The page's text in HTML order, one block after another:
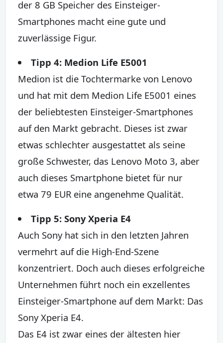
der 8 GB Speicher des Einsteiger-
Smartphones macht eine gute und
zuverlässige Figur.
Tipp 4: Medion Life E5001
Medion ist die Tochtermarke von Lenovo
und hat mit dem Medion Life E5001 eines
der beliebtesten Einsteiger-Smartphones
auf den Markt gebracht. Dieses ist zwar
etwas schlechter ausgestattet als seine
große Schwester, das Lenovo Moto 3, aber
auch dieses Smartphone bietet für nur
etwa 79 EUR eine angenehme Qualität.
Tipp 5: Sony Xperia E4
Auch Sony hat sich in den letzten Jahren
vermehrt auf die High-End-Szene
konzentriert. Doch auch dieses erfolgreiche
Unternehmen führt noch ein exzellentes
Einsteiger-Smartphone auf dem Markt: Das
Sony Xperia E4.
Das E4 ist zwar eines der ältesten hier